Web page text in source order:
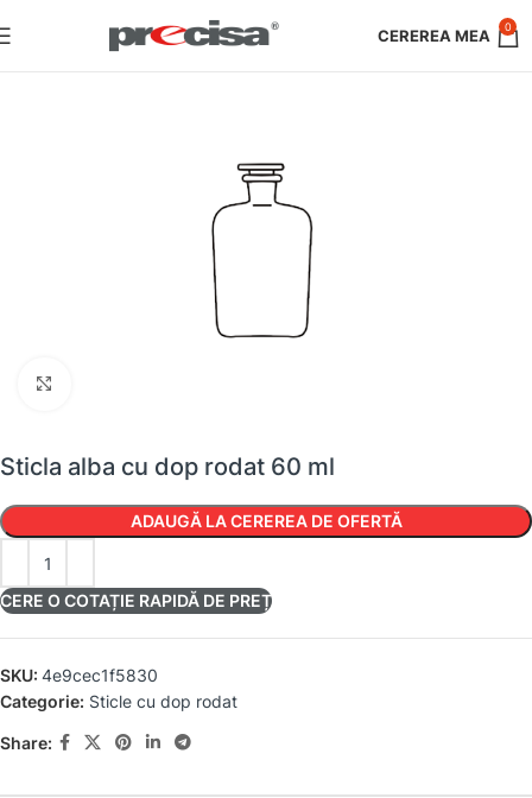
0
Sticla alba cu dop rodat 60 ml
ADAUGĂ LA CEREREA DE OFERTĂ
CERE O COTAȚIE RAPIDĂ DE PREȚ
SKU: 4e9cec1f5830
Categorie: Sticle cu dop rodat
Share: